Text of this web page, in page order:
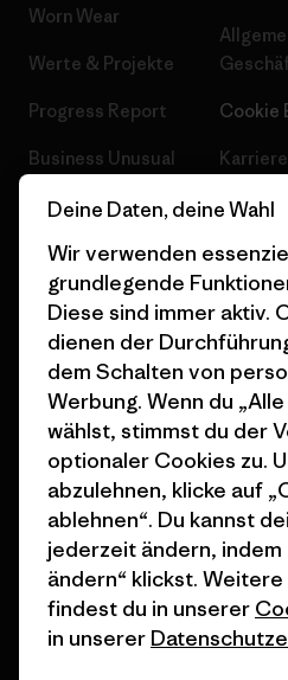
Worn Wear
Werte & Projekte
Progress Report
Business Unusual
Klimaziele
1% For The Planet
Wie wir finanzieren
Geschenkgutscheine
Stores in deiner Nähe
Cookie
Karriere
© 2026 Patagonia, Inc. All Rights
Deutsch
Deine Daten, deine Wahl
Wir verwenden
grundlegende
Diese sind immer aktiv.
dienen der
dem Schalten von
Werbung. Wenn du
wählst, stimmst du der
optionaler Cookies zu.
abzulehnen, klicke auf
ablehnen“. Du kannst
jederzeit ändern,
ändern“ klickst.
findest du in unserer
in unserer